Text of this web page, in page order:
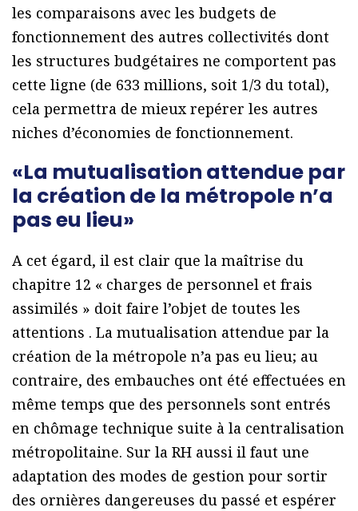
les comparaisons avec les budgets de
fonctionnement des autres collectivités dont
les structures budgétaires ne comportent pas
cette ligne (de 633 millions, soit 1/3 du total),
cela permettra de mieux repérer les autres
niches d’économies de fonctionnement.
«La mutualisation attendue par
la création de la métropole n’a
pas eu lieu»
A cet égard, il est clair que la maîtrise du
chapitre 12 « charges de personnel et frais
assimilés » doit faire l’objet de toutes les
attentions . La mutualisation attendue par la
création de la métropole n’a pas eu lieu; au
contraire, des embauches ont été effectuées en
même temps que des personnels sont entrés
en chômage technique suite à la centralisation
métropolitaine. Sur la RH aussi il faut une
adaptation des modes de gestion pour sortir
des ornières dangereuses du passé et espérer